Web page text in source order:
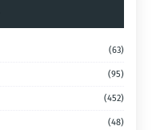
(63)
(95)
(452)
(48)